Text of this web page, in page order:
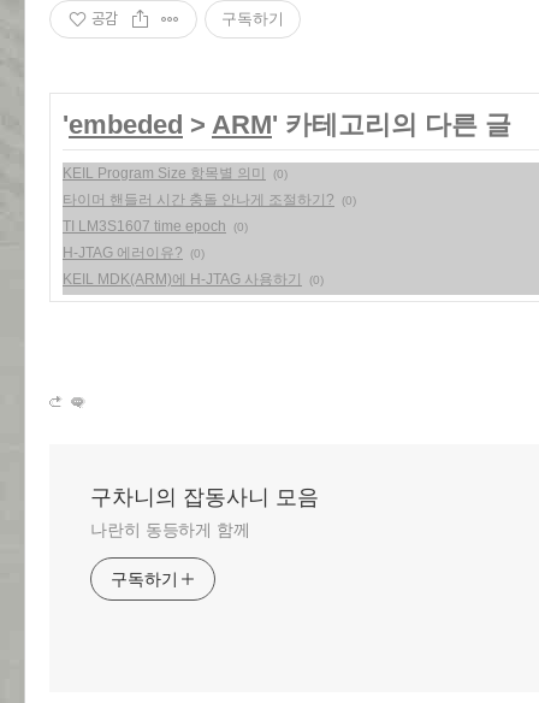
공감 구독하기
'embeded > ARM' 카테고리의 다른 글
KEIL Program Size 항목별 의미 (0)
타이머 핸들러 시간 충돌 안나게 조절하기? (0)
TI LM3S1607 time epoch (0)
H-JTAG 에러이유? (0)
KEIL MDK(ARM)에 H-JTAG 사용하기 (0)
구차니의 잡동사니 모음
나란히 동등하게 함께
구독하기